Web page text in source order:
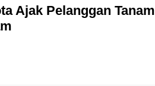
Ajak Pelanggan Tanam